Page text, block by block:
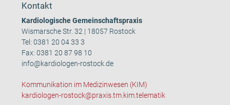
Kontakt
Kardiologische Gemeinschaftspraxis
Wismarsche Str. 32 | 18057 Rostock
Tel:0381 20 04 33 3
Fax: 0381 20 87 98 10
info@kardiologen-rostock.de
Kommunikation im Medizinwesen (KIM)
kardiologen-rostock@praxis.tm.kim.telematik